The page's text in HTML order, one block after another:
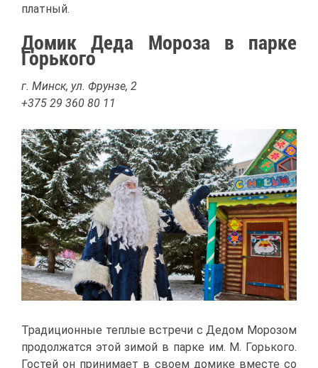
плат­ный.
До­мик Де­да Мо­ро­за в пар­ке
Горь­ко­го
г. Минск, ул. Фрун­зе, 2
+375 29 360 80 11
Тра­ди­ци­он­ные теп­лые встре­чи с Де­дом Мо­ро­зом
про­дол­жат­ся этой зи­мой в пар­ке им. М. Горь­ко­го.
Го­стей он при­ни­ма­ет в сво­ем до­ми­ке вме­сте со